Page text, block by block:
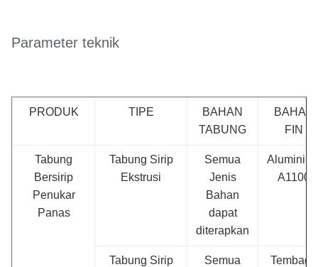
Parameter teknik
PRODUK TIPE
BAHAN
TABUNG
BAHAN
FIN
Tabung
Bersirip
Penukar
Panas
Tabung Sirip
Ekstrusi
Semua
Jenis
Bahan
dapat
diterapkan
A1100
Tabung Sirip
Semua
Tembaga